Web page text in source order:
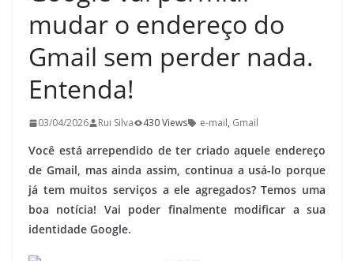
mudar o endereço do
Gmail sem perder nada.
Entenda!
03/04/2026 Rui Silva 430 Views e-mail, Gmail
Você está arrependido de ter criado aquele endereço
de Gmail, mas ainda assim, continua a usá-lo porque
já tem muitos serviços a ele agregados? Temos uma
boa notícia! Vai poder finalmente modificar a sua
identidade Google.